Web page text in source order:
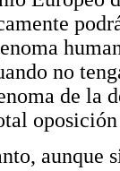
no
de la
aunque